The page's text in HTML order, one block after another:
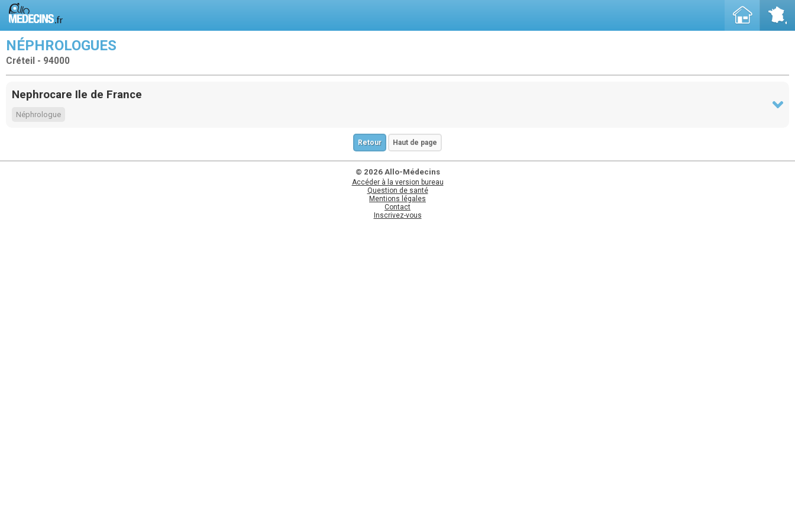
NÉPHROLOGUES
Créteil - 94000
Nephrocare Ile de France
Néphrologue
Retour Haut de page
© 2026 Allo-Médecins
Accéder à la version bureau
Question de santé
Mentions légales
Contact
Inscrivez-vous